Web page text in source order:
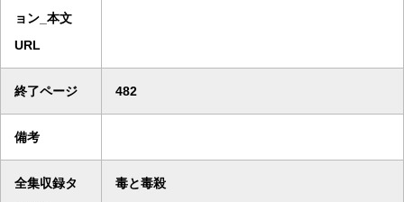
ョン_本文
URL
終了ページ 482
備考
全集収録タ
毒と毒殺